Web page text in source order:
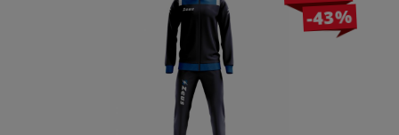
-43%